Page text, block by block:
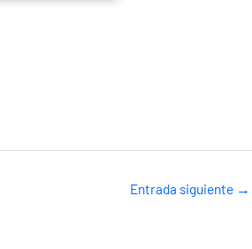
Entrada siguiente →